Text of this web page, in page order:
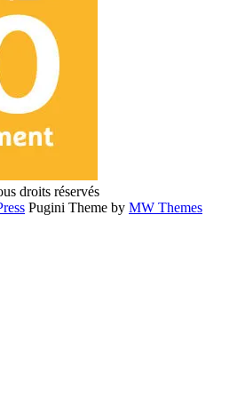
droits réservés
Pugini Theme by MW Themes